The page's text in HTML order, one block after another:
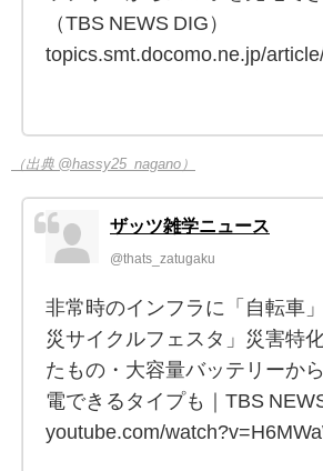
（TBS NEWS DIG）
topics.smt.docomo.ne.jp/
（出典 @hassy25_nagano）
ザッツ雑学ニュース
@thats_zatugaku
非常時のインフラに「自転車
災サイクルフェスタ」災害特
たもの・大容量バッテリーか
電できるタイプも｜TBS
youtube.com/